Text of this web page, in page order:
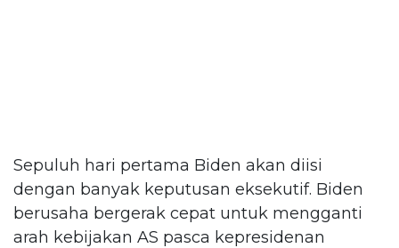
Sepuluh hari pertama Biden akan diisi
dengan banyak keputusan eksekutif. Biden
berusaha bergerak cepat untuk mengganti
arah kebijakan AS pasca kepresidenan